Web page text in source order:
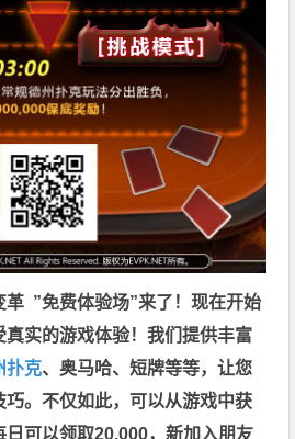
革 ”免费体验场”来了！现在开始
真实的游戏体验！我们提供丰富
扑克、奥马哈、短牌等等，让您
。不仅如此， 可以从游戏中获
可以领取20,000，新加入朋友